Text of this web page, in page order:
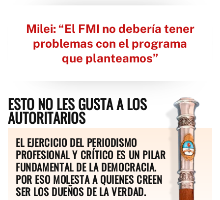
Milei: “El FMI no debería tener
problemas con el programa
que planteamos”
ESTO NO LES GUSTA A LOS
AUTORITARIOS
EL EJERCICIO DEL PERIODISMO
PROFESIONAL Y CRÍTICO ES UN PILAR
FUNDAMENTAL DE LA DEMOCRACIA.
POR ESO MOLESTA A QUIENES CREEN
SER LOS DUEÑOS DE LA VERDAD.